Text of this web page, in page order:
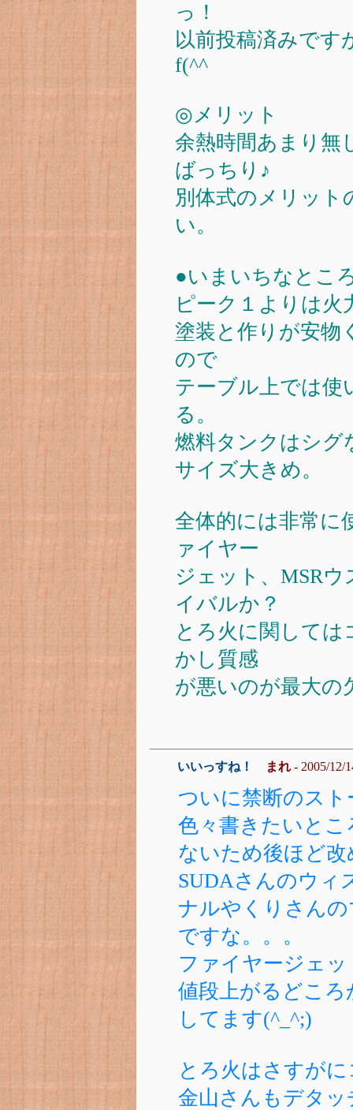
っ！
以前投稿済みです
f(^^
◎メリット
余熱時間あまり無
ばっちり♪
別体式のメリット
い。
●いまいちなとこ
ピーク１よりは火
塗装と作りが安物
ので
テーブル上では使
る。
燃料タンクはシグ
サイズ大きめ。
全体的には非常に
ァイヤー
ジェット、MSR
イバルか？
とろ火に関して
かし質感
が悪いのが最大の
いいっすね！ まれ - 2005/12/
ついに禁断のス
色々書きたいと
ないため後ほど
SUDAさんのウィ
ナルやくりさん
ですな。。。
ファイヤージェ
値段上がるどこ
してます(^_^;)
とろ火はさすが
金山さんもデタ